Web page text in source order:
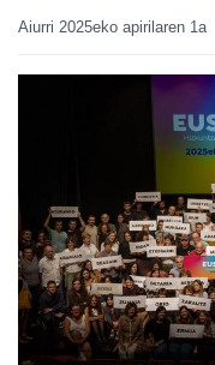
Aiurri 2025eko apirilaren 1a